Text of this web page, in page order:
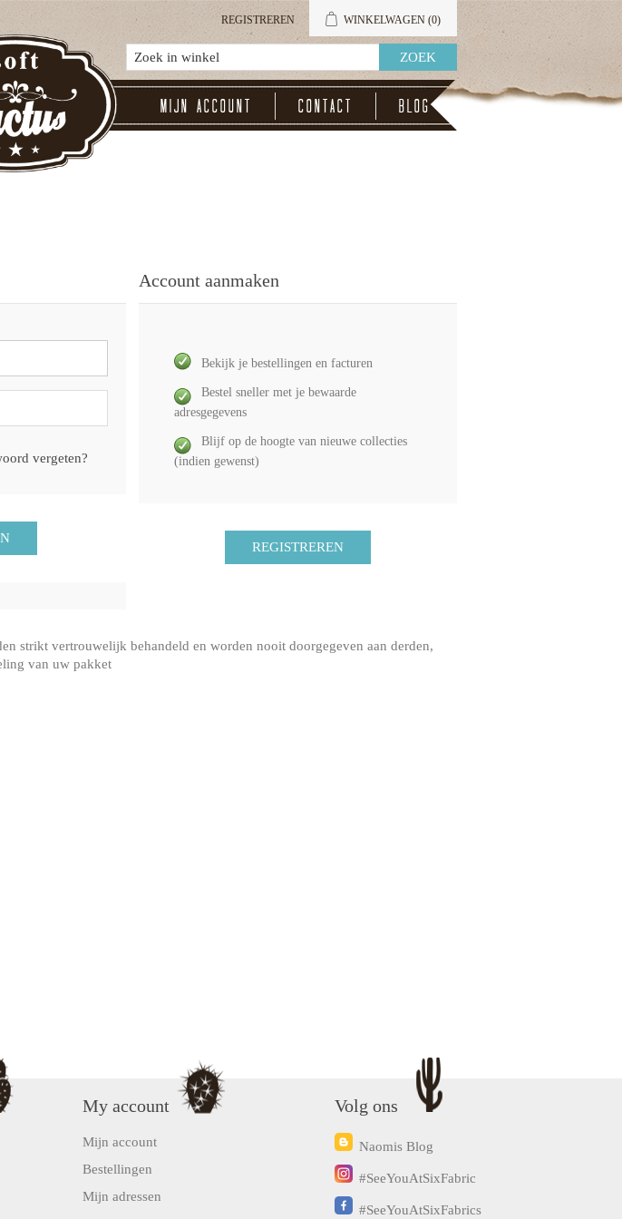
REGISTREREN WINKELWAGEN (0)
Mijn account Contact Blog
vergeten?
Account aanmaken
Bekijk je bestellingen en facturen
Bestel sneller met je bewaarde
adresgegevens
Blijf op de hoogte van nieuwe collecties
(indien gewenst)
strikt vertrouwelijk behandeld en worden nooit doorgegeven aan derden,
van uw pakket
My account
Mijn account
Bestellingen
Mijn adressen
Volg ons
Naomis Blog
#SeeYouAtSixFabric
#SeeYouAtSixFabrics